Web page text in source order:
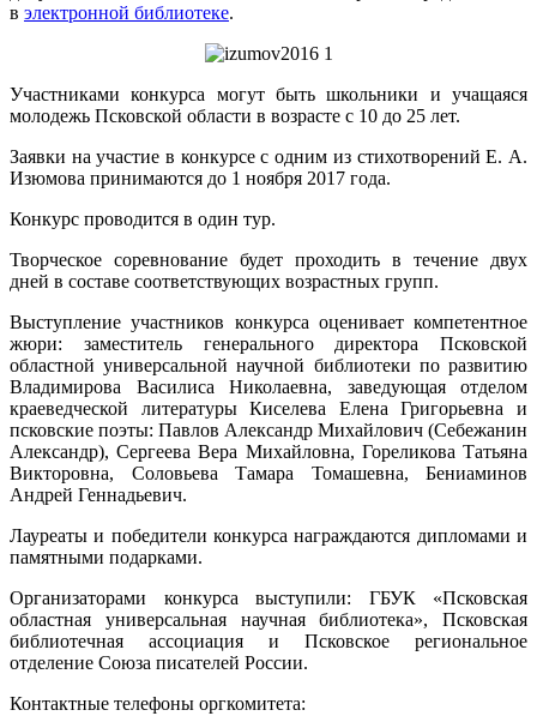
в электронной библиотеке.
Участниками конкурса могут быть школьники и учащаяся
молодежь Псковской области в возрасте с 10 до 25 лет.
Заявки на участие в конкурсе с одним из стихотворений Е. А.
Изюмова принимаются до 1 ноября 2017 года.
Конкурс проводится в один тур.
Творческое соревнование будет проходить в течение двух
дней в составе соответствующих возрастных групп.
Выступление участников конкурса оценивает компетентное
жюри: заместитель генерального директора Псковской
областной универсальной научной библиотеки по развитию
Владимирова Василиса Николаевна, заведующая отделом
краеведческой литературы Киселева Елена Григорьевна и
псковские поэты: Павлов Александр Михайлович (Себежанин
Александр), Сергеева Вера Михайловна, Гореликова Татьяна
Викторовна, Соловьева Тамара Томашевна, Бениаминов
Андрей Геннадьевич.
Лауреаты и победители конкурса награждаются дипломами и
памятными подарками.
Организаторами конкурса выступили: ГБУК «Псковская
областная универсальная научная библиотека», Псковская
библиотечная ассоциация и Псковское региональное
отделение Союза писателей России.
Контактные телефоны оргкомитета: